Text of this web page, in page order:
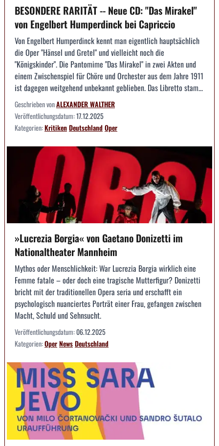
BESONDERE RARITÄT -- Neue CD: "Das Mirakel"
von Engelbert Humperdinck bei Capriccio
Von Engelbert Humperdinck kennt man eigentlich hauptsächlich
die Oper "Hänsel und Gretel" und vielleicht noch die
"Königskinder". Die Pantomime "Das Mirakel" in zwei Akten und
einem Zwischenspiel für Chöre und Orchester aus dem Jahre 1911
ist dagegen weitgehend unbekannt geblieben. Das Libretto stam...
Geschrieben vonALEXANDER WALTHER
Veröffentlichungsdatum:17.12.2025
Kategorien:KritikenDeutschlandOper
»Lucrezia Borgia« von Gaetano Donizetti im
Nationaltheater Mannheim
Mythos oder Menschlichkeit: War Lucrezia Borgia wirklich eine
Femme fatale – oder doch eine tragische Mutterfigur? Donizetti
bricht mit der traditionellen Opera seria und erschafft ein
psychologisch nuanciertes Porträt einer Frau, gefangen zwischen
Macht, Schuld und Sehnsucht.
Veröffentlichungsdatum:06.12.2025
Kategorien:OperNewsDeutschland